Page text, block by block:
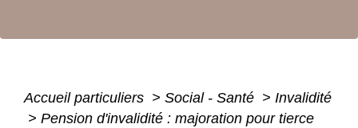
Accueil particuliers > Social - Santé > Invalidité
> Pension d'invalidité : majoration pour tierce